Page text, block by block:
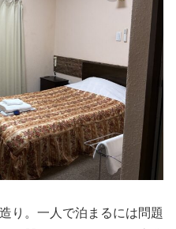
り。一人で泊まるには問題